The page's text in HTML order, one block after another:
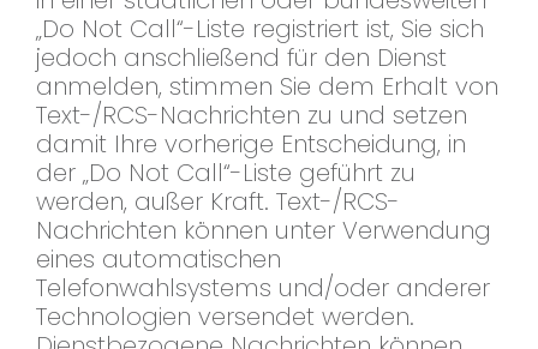
„Do Not Call“-Liste registriert ist, Sie sich
jedoch anschließend für den Dienst
anmelden, stimmen Sie dem Erhalt von
Text-/RCS-Nachrichten zu und setzen
damit Ihre vorherige Entscheidung, in
der „Do Not Call“-Liste geführt zu
werden, außer Kraft. Text-/RCS-
Nachrichten können unter Verwendung
eines automatischen
Telefonwahlsystems und/oder anderer
Technologien versendet werden.